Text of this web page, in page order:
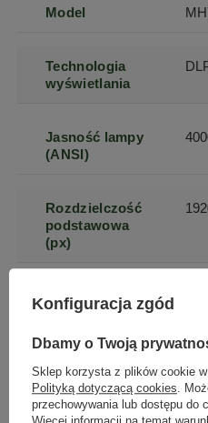
Model
Technologia
wyświetlania
Jasność lampy
(ANSI)
Rozdzielczość
podstawowa
(px)
Żywotność
lampy w trybie
Żywotność
lampy w trybie
ekonomicznym
Konfiguracja zgód
Dbamy o Twoją
Sklep korzysta z plików cookie
Polityką dotyczącą cookies.
przechowywania lub dostępu do